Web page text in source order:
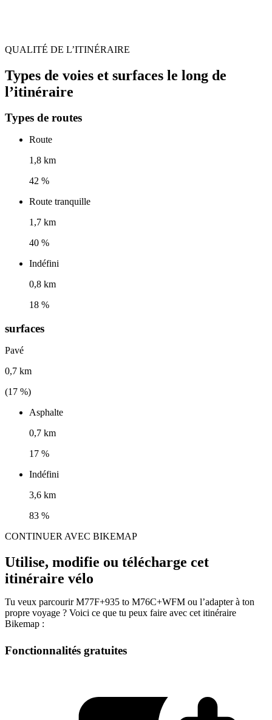
QUALITÉ DE L’ITINÉRAIRE
Types de voies et surfaces le long de
l’itinéraire
Types de routes
Route
1,8 km
42 %
Route tranquille
1,7 km
40 %
Indéfini
0,8 km
18 %
surfaces
Pavé
0,7 km
(17 %)
Asphalte
0,7 km
17 %
Indéfini
3,6 km
83 %
CONTINUER AVEC BIKEMAP
Utilise, modifie ou télécharge cet
itinéraire vélo
Tu veux parcourir M77F+935 to M76C+WFM ou l’adapter à ton
propre voyage ? Voici ce que tu peux faire avec cet itinéraire
Bikemap :
Fonctionnalités gratuites